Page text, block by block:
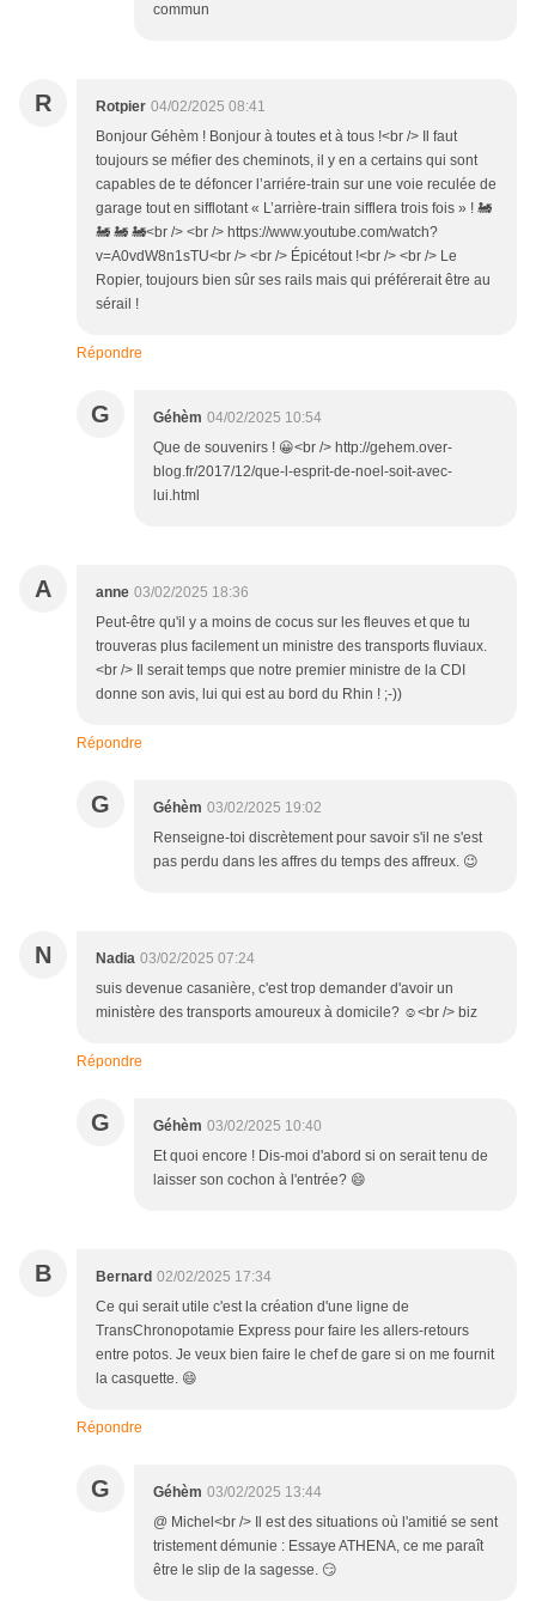
commun
R Rotpier 04/02/2025 08:41
Bonjour Géhèm ! Bonjour à toutes et à tous !<br /> Il faut
toujours se méfier des cheminots, il y en a certains qui sont
capables de te défoncer l’arriére-train sur une voie reculée de
garage tout en sifflotant « L’arrière-train sifflera trois fois » ! 🚂
🚂 🚂 🚂<br /> <br /> https://www.youtube.com/watch?
v=A0vdW8n1sTU<br /> <br /> Épicétout !<br /> <br /> Le
Ropier, toujours bien sûr ses rails mais qui préférerait être au
sérail !
Répondre
G Géhèm 04/02/2025 10:54
Que de souvenirs ! 😀<br /> http://gehem.over-
blog.fr/2017/12/que-l-esprit-de-noel-soit-avec-
lui.html
A anne 03/02/2025 18:36
Peut-être qu'il y a moins de cocus sur les fleuves et que tu
trouveras plus facilement un ministre des transports fluviaux.
<br /> Il serait temps que notre premier ministre de la CDI
donne son avis, lui qui est au bord du Rhin ! ;-))
Répondre
G Géhèm 03/02/2025 19:02
Renseigne-toi discrètement pour savoir s'il ne s'est
pas perdu dans les affres du temps des affreux. 😉
N Nadia 03/02/2025 07:24
suis devenue casanière, c'est trop demander d'avoir un
ministère des transports amoureux à domicile? ☺️<br /> biz
Répondre
G Géhèm 03/02/2025 10:40
Et quoi encore ! Dis-moi d'abord si on serait tenu de
laisser son cochon à l'entrée? 😄
B Bernard 02/02/2025 17:34
Ce qui serait utile c'est la création d'une ligne de
TransChronopotamie Express pour faire les allers-retours
entre potos. Je veux bien faire le chef de gare si on me fournit
la casquette. 😄
Répondre
G Géhèm 03/02/2025 13:44
@ Michel<br /> Il est des situations où l'amitié se sent
tristement démunie : Essaye ATHENA, ce me paraît
être le slip de la sagesse. 😏